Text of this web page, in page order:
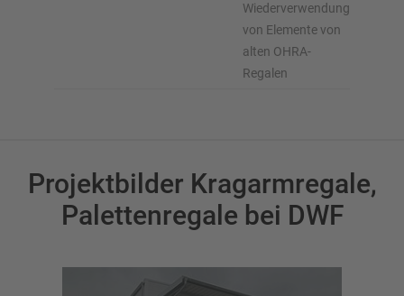
Wiederverwendung
von Elemente von
alten OHRA-
Regalen
Projektbilder Kragarmregale,
Palettenregale bei DWF